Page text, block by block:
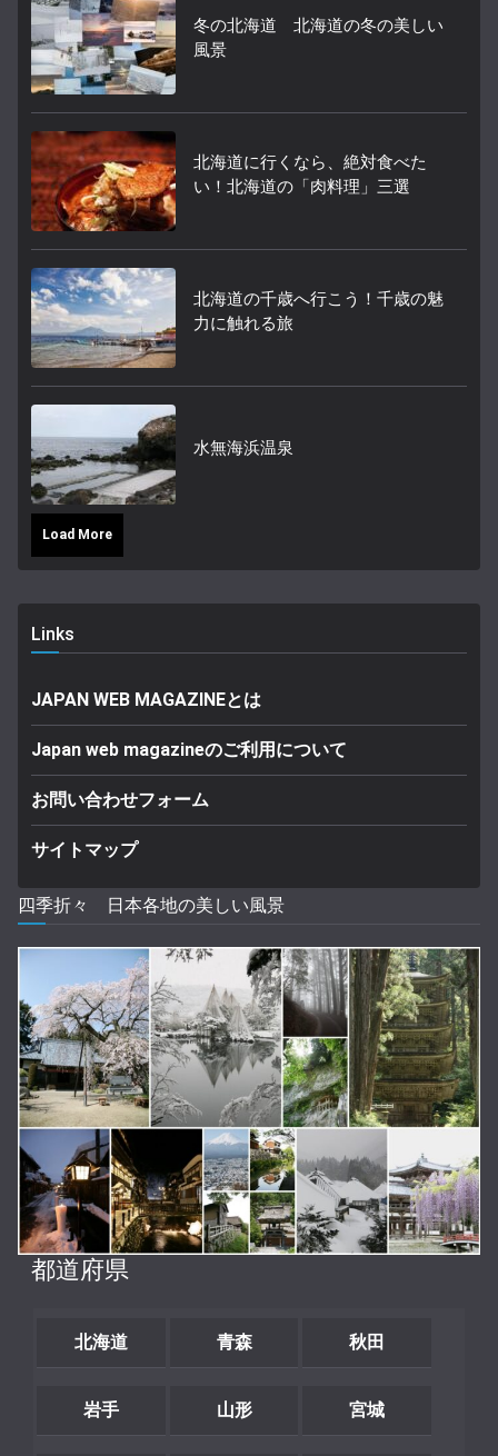
冬の北海道 北海道の冬の美しい
風景
北海道に行くなら、絶対食べた
い！北海道の「肉料理」三選
北海道の千歳へ行こう！千歳の魅
力に触れる旅
水無海浜温泉
Load More
Links
JAPAN WEB MAGAZINEとは
Japan web magazineのご利用について
お問い合わせフォーム
サイトマップ
四季折々 日本各地の美しい風景
都道府県
北海道 青森 秋田
岩手 山形 宮城